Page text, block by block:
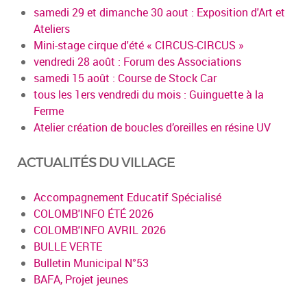
samedi 29 et dimanche 30 aout : Exposition d'Art et
Ateliers
Mini-stage cirque d'été « CIRCUS-CIRCUS »
vendredi 28 août : Forum des Associations
samedi 15 août : Course de Stock Car
tous les 1ers vendredi du mois : Guinguette à la
Ferme
Atelier création de boucles d’oreilles en résine UV
ACTUALITÉS DU VILLAGE
Accompagnement Educatif Spécialisé
COLOMB'INFO ÉTÉ 2026
COLOMB'INFO AVRIL 2026
BULLE VERTE
Bulletin Municipal N°53
BAFA, Projet jeunes